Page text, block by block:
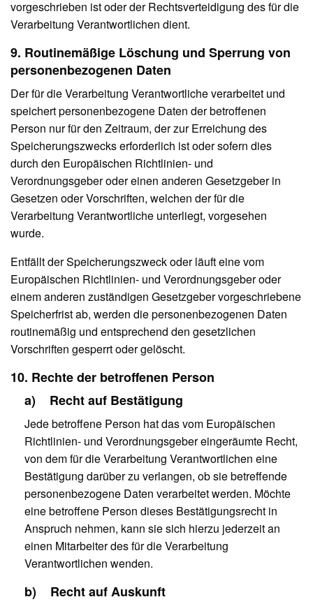
vorgeschrieben ist oder der Rechtsverteidigung des für die
Verarbeitung Verantwortlichen dient.
9. Routinemäßige Löschung und Sperrung von
personenbezogenen Daten
Der für die Verarbeitung Verantwortliche verarbeitet und
speichert personenbezogene Daten der betroffenen
Person nur für den Zeitraum, der zur Erreichung des
Speicherungszwecks erforderlich ist oder sofern dies
durch den Europäischen Richtlinien- und
Verordnungsgeber oder einen anderen Gesetzgeber in
Gesetzen oder Vorschriften, welchen der für die
Verarbeitung Verantwortliche unterliegt, vorgesehen
wurde.
Entfällt der Speicherungszweck oder läuft eine vom
Europäischen Richtlinien- und Verordnungsgeber oder
einem anderen zuständigen Gesetzgeber vorgeschriebene
Speicherfrist ab, werden die personenbezogenen Daten
routinemäßig und entsprechend den gesetzlichen
Vorschriften gesperrt oder gelöscht.
10. Rechte der betroffenen Person
a) Recht auf Bestätigung
Jede betroffene Person hat das vom Europäischen
Richtlinien- und Verordnungsgeber eingeräumte Recht,
von dem für die Verarbeitung Verantwortlichen eine
Bestätigung darüber zu verlangen, ob sie betreffende
personenbezogene Daten verarbeitet werden. Möchte
eine betroffene Person dieses Bestätigungsrecht in
Anspruch nehmen, kann sie sich hierzu jederzeit an
einen Mitarbeiter des für die Verarbeitung
Verantwortlichen wenden.
b) Recht auf Auskunft